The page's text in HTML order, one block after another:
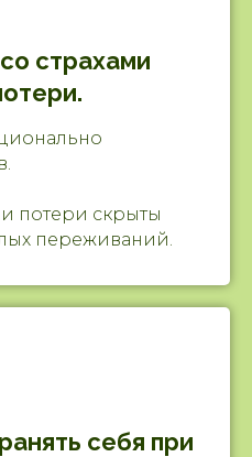
страхами
потери скрыты
переживаний.
себя при